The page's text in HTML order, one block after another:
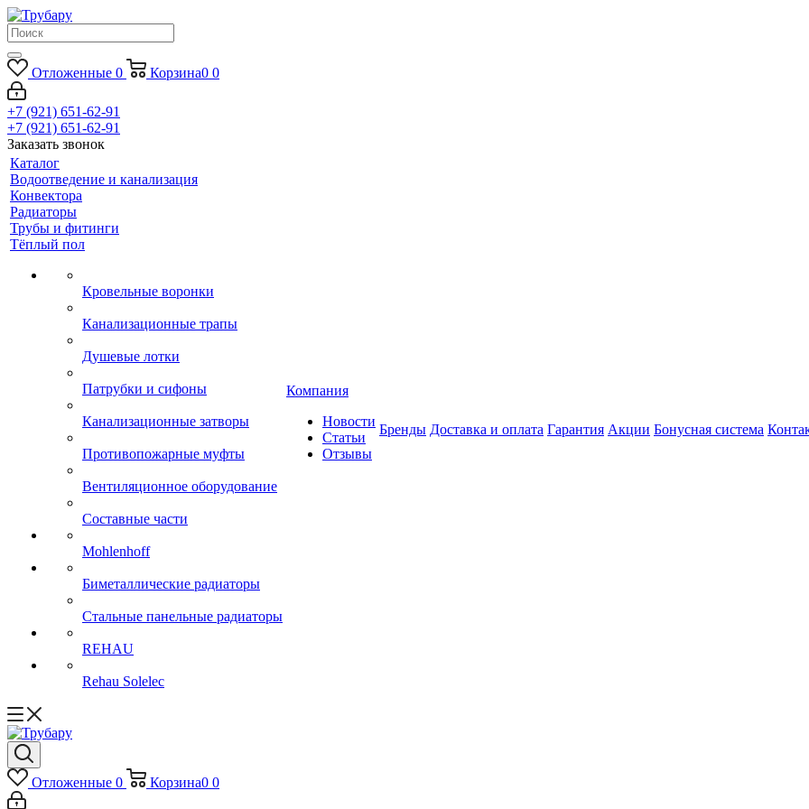
Отложенные 0 Корзина0 0
+7 (921) 651-62-91
+7 (921) 651-62-91
Заказать звонок
Каталог
Водоотведение и канализация
Конвектора
Радиаторы
Трубы и фитинги
Тёплый пол
Кровельные воронки
Канализационные трапы
Душевые лотки
Патрубки и сифоны
Канализационные затворы
Противопожарные муфты
Вентиляционное оборудование
Составные части
Mohlenhoff
Биметаллические радиаторы
Стальные панельные радиаторы
REHAU
Rehau Solelec
Компания
Новости
Статьи
Отзывы
Бренды Доставка и оплата Гарантия Акции Бонусная система
Отложенные 0 Корзина0 0